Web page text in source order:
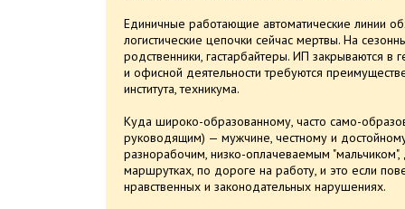
Единичные работающие автоматические линии
логистические цепочки сейчас мертвы. На
родственники, гастарбайтеры. ИП закрываются в
и офисной деятельности требуются
института, техникума.
Куда широко-образованному, часто само-
руководящим) — мужчине, честному и
разнорабочим, низко-оплачеваемым
маршрутках, по дороге на работу, и это если
нравственных и законодательных нарушениях.